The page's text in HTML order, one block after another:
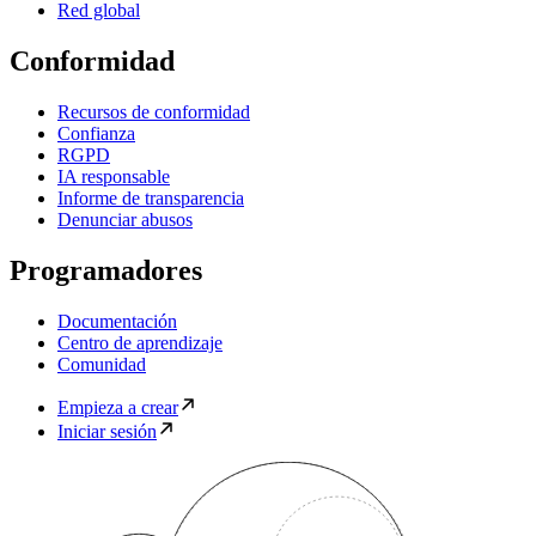
Red global
Conformidad
Recursos de conformidad
Confianza
RGPD
IA responsable
Informe de transparencia
Denunciar abusos
Programadores
Documentación
Centro de aprendizaje
Comunidad
Empieza a crear
Iniciar sesión